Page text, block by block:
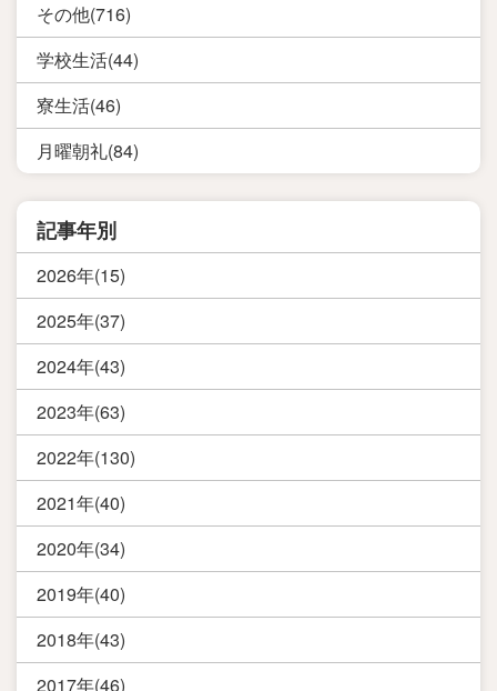
その他(716)
学校生活(44)
寮生活(46)
月曜朝礼(84)
記事年別
2026年(15)
2025年(37)
2024年(43)
2023年(63)
2022年(130)
2021年(40)
2020年(34)
2019年(40)
2018年(43)
2017年(46)